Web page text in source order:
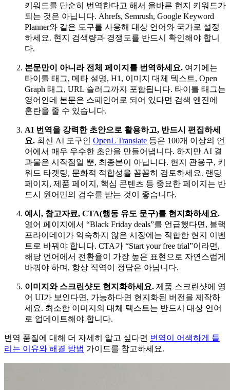
키워드를 단순히 번역한다고 해서 올바른 현지 키워드가
되는 것은 아닙니다. Ahrefs, Semrush, Google Keyword
Planner와 같은 도구를 사용해 대상 언어와 국가로 설정
하세요. 현지 검색량과 경쟁도를 반드시 확인해야 합니
다.
본문만이 아니라 전체 페이지를 번역하세요. 여기에는
타이틀 태그, 메타 설명, H1, 이미지 대체 텍스트, Open
Graph 태그, URL 슬러그까지 포함됩니다. 타이틀 태그는
영어인데 본문은 스페인어로 되어 있다면 검색 엔진에
혼란을 줄 수 있습니다.
AI 번역을 강력한 초안으로 활용하고, 반드시 편집하세
요. 최신 AI 도구인 OpenL Translate 등은 100개 이상의 언
어에서 매우 우수한 초안을 만들어냅니다. 하지만 AI 결
과물은 시작점일 뿐, 최종본이 아닙니다. 현지 관용구, 키
워드 타겟팅, 문화적 적합성을 꼼꼼히 검토하세요. 랜딩
페이지, 제품 페이지, 핵심 콘텐츠 등 중요한 페이지는 반
드시 원어민의 검수를 받는 것이 좋습니다.
예시, 참고자료, CTA(행동 유도 문구)를 현지화하세요.
영어 페이지에서 “Black Friday deals”를 언급했다면, 블랙
프라이데이가 익숙하지 않은 시장에는 적합한 현지 이벤
트로 바꿔야 합니다. CTA가 “Start your free trial”이라면,
해당 언어에서 전환율이 가장 높은 표현으로 자연스럽게
바꿔야 하며, 항상 직역이 정답은 아닙니다.
이미지와 스크린샷도 현지화하세요. 제품 스크린샷에 영
어 UI가 보인다면, 가능하다면 현지화된 버전을 제작하
세요. 최소한 이미지의 대체 텍스트는 반드시 대상 언어
로 업데이트해야 합니다.
번역 품질에 대해 더 자세히 알고 싶다면 번역이 어색하게 들
리는 이유와 해결 방법 가이드를 참고하세요.